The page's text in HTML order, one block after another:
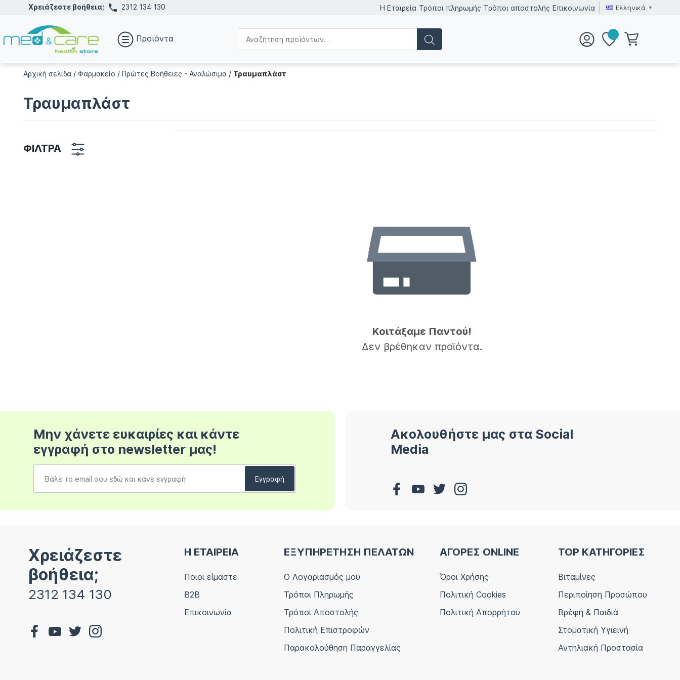
Χρειάζεστε βοήθεια; 2312 134 130 Η Εταιρεία Τρόποι πληρωμής Τρόποι αποστολής Επικοινωνία Ελληνικά
Προϊόντα
Αρχική σελίδα/ Φαρμακείο / Πρώτες Βοήθειες - Αναλώσιμα/ Τραυμαπλάστ
Τραυμαπλάστ
ΦΙΛΤΡΑ
Κοιτάξαμε Παντού!
Δεν βρέθηκαν προϊόντα.
Μην χάνετε ευκαιρίες και κάντε
εγγραφή στο newsletter μας!
Ακολουθήστε μας στα Social
Media
Χρειάζεστε
βοήθεια;
2312 134 130
Η ΕΤΑΙΡΕΙΑ
Ποιοι είμαστε
B2B
Επικοινωνία
ΕΞΥΠΗΡΕΤΗΣΗ ΠΕΛΑΤΩΝ
Ο Λογαριασμός μου
Τρόποι Πληρωμής
Τρόποι Αποστολής
Πολιτική Επιστροφών
Παρακολούθηση Παραγγελίας
ΑΓΟΡΕΣ ONLINE
Όροι Χρήσης
Πολιτική Cookies
Πολιτική Απορρήτου
TOP ΚΑΤΗΓΟΡΙΕΣ
Βιταμίνες
Περιποίηση Προσώπου
Βρέφη & Παιδιά
Στοματική Υγιεινή
Αντηλιακή Προστασία